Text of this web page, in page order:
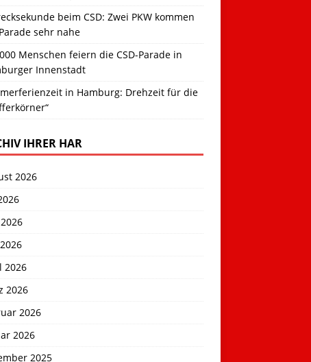
beim CSD: Zwei PKW kommen
sehr nahe
Menschen feiern die CSD-Parade in
Innenstadt
in Hamburg: Drehzeit für die
IHRER HAR
2026
2026
2026
2026
2026
2025